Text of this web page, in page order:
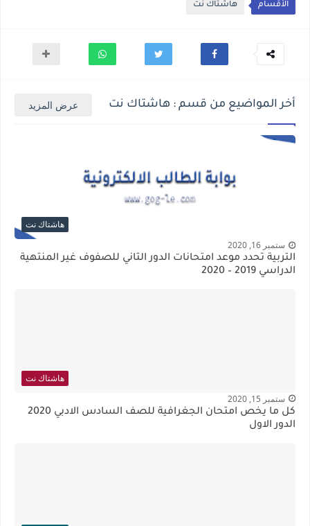
الأقسام هاشتاك نت
أخر المواضيع من قسم : هاشتاك نت عرض المزيد
هاشتاك نت
ستمبر 16, 2020
التربية تُحدد موعد امتحانات الدور الثاني للصفوف غير المنتهية
الدراسي 2019 – 2020
هاشتاك نت
ستمبر 15, 2020
كل ما يخص امتحان الجغرافية للصف السادس الادبي 2020
الدور الاول